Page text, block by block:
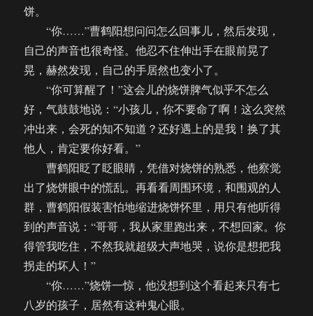
饼。
“你……”曹鹤阳想问问怎么回事儿，然后发现，
自己的声音也很奇怪。他忍不住伸出手在眼前晃了
晃，赫然发现，自己的手居然也变小了。
“你可算醒了！”这会儿的烧饼脾气似乎不怎么
好，气鼓鼓地说：“小孩儿，你不要命了啊！这么突然
冲出来，会死的知不知道？还好遇上的是我！换了其
他人，肯定要你好看。”
曹鹤阳眨了眨眼睛，凭借对烧饼的熟悉，他察觉
出了烧饼眼中的慌乱。再看看周围环境，和围观的人
群，曹鹤阳假装害怕地缩进烧饼怀里，用只有他听得
到的声音说：“哥哥，我从家里跑出来，不想回家。你
得管我吃住，不然我就超级大声地哭，说你是想把我
拐走的坏人！”
“你……”烧饼一惊，他没想到这个看起来只有七
八岁的孩子，居然有这种鬼心眼。